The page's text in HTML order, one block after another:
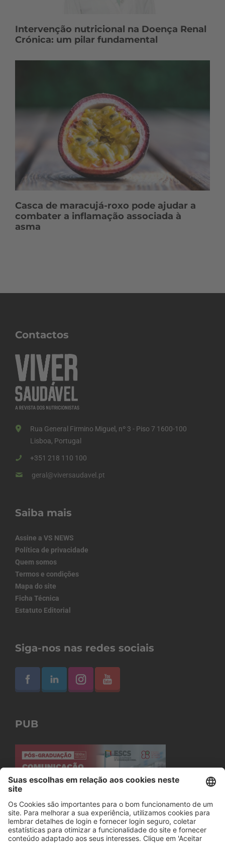
Intervenção nutricional na Doença Renal
Crónica: um pilar fundamental
Casca de maracujá-roxo pode ajudar a
combater a inflamação associada à
asma
Contactos
Rua General Firmino Miguel, nº 3 - Piso 7 1600-100
Lisboa, Portugal
+351 218 110 100
geral@viversaudavel.pt
Saiba mais
Assine a VS NEWS
Política de privacidade
Quem somos
Termos e condições
Mapa do site
Ficha Técnica
Estatuto Editorial
Siga-nos nas redes sociais
PUB